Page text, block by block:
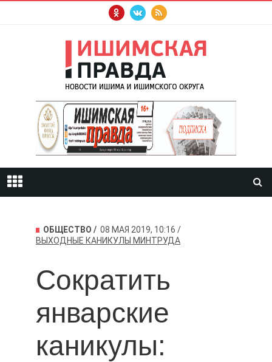
ОБЩЕСТВО
08 МАЯ 2019, 10:16
ВЫХОДНЫЕ КАНИКУЛЫ МИНТРУДА
Сократить
январские
каникулы: